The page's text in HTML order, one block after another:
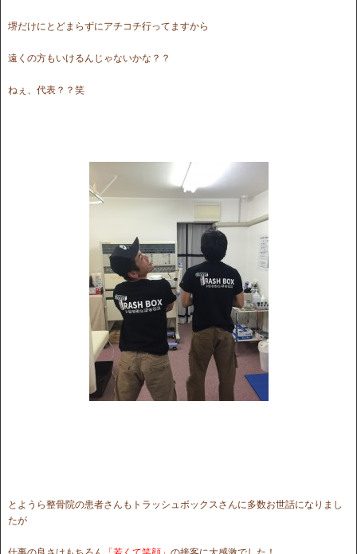
堺だけにとどまらずにアチコチ行ってますから
遠くの方もいけるんじゃないかな？？
ねぇ、代表？？笑
とようら整骨院の患者さんもトラッシュボックスさんに多数お世話になりまし
たが